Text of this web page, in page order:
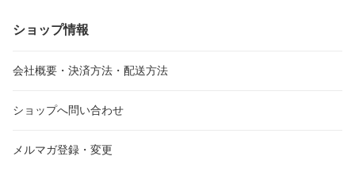
ショップ情報
会社概要・決済方法・配送方法
ショップへ問い合わせ
メルマガ登録・変更